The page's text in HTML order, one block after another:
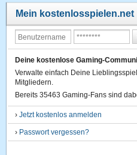
Mein kostenlosspielen.net
Deine kostenlose Gaming-
Verwalte einfach Deine
Mitgliedern.
Bereits 35463 Gaming-Fans sind
›Jetzt kostenlos anmelden
› Passwort vergessen?